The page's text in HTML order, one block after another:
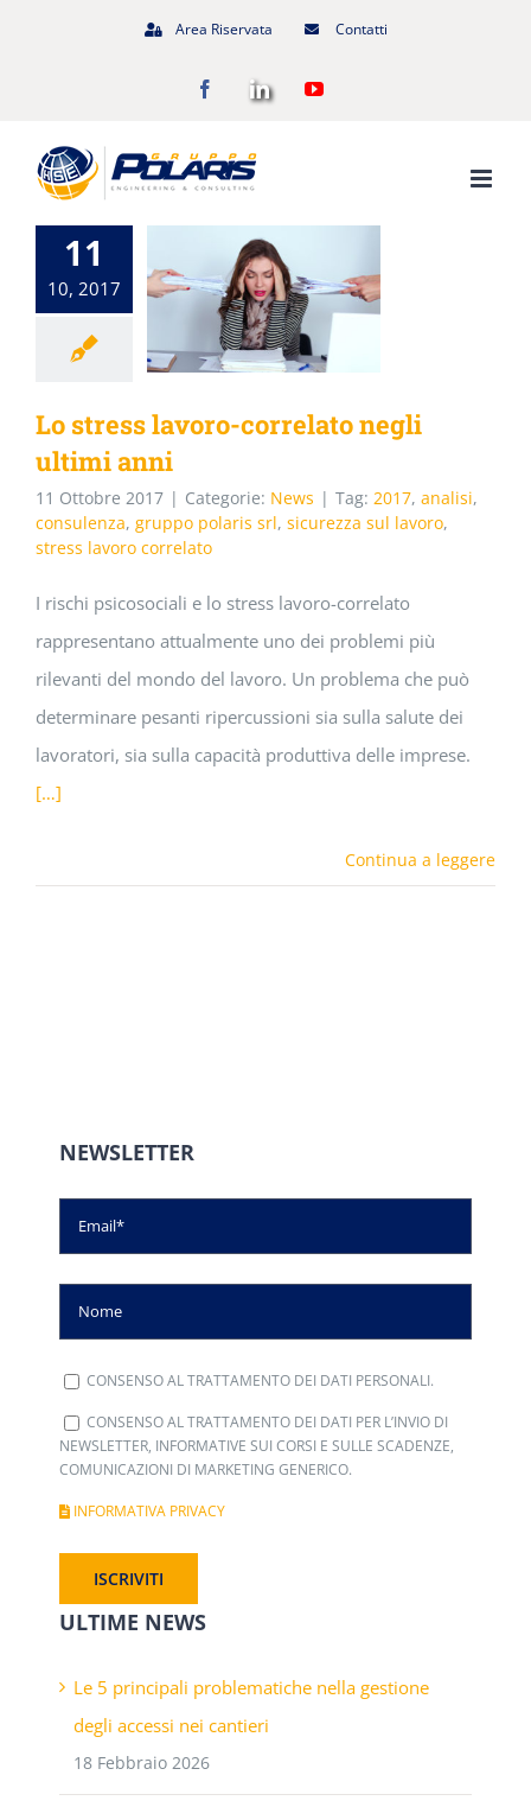
Area Riservata Contatti
FacebookLinkedInYouTube
11
10, 2017
Lo stress lavoro-correlato negli
ultimi anni
11 Ottobre 2017 | Categorie: News | Tag: 2017, analisi,
consulenza, gruppo polaris srl, sicurezza sul lavoro,
stress lavoro correlato
I rischi psicosociali e lo stress lavoro-correlato
rappresentano attualmente uno dei problemi più
rilevanti del mondo del lavoro. Un problema che può
determinare pesanti ripercussioni sia sulla salute dei
lavoratori, sia sulla capacità produttiva delle imprese.
[…]
Continua a leggere
NEWSLETTER
CONSENSO AL TRATTAMENTO DEI DATI PERSONALI.
CONSENSO AL TRATTAMENTO DEI DATI PER L’INVIO DI
NEWSLETTER, INFORMATIVE SUI CORSI E SULLE SCADENZE,
COMUNICAZIONI DI MARKETING GENERICO.
INFORMATIVA PRIVACY
ULTIME NEWS
Le 5 principali problematiche nella gestione
degli accessi nei cantieri
18 Febbraio 2026